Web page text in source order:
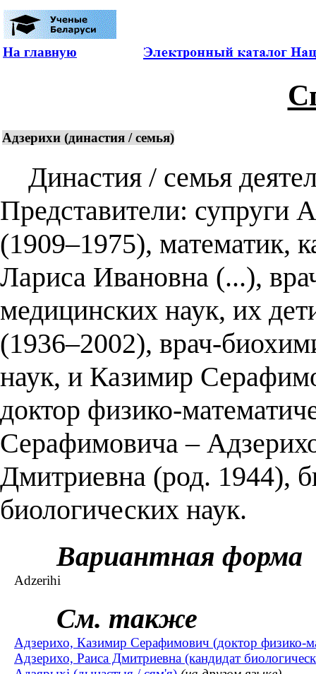
На главную
Адзерихи (династия / семья)
Династия / семья
Представители: супруги
(1909–1975), математик,
Лариса Ивановна (...),
медицинских наук, их
(1936–2002), врач-
наук, и Казимир
доктор физико-
Серафимовича –
Дмитриевна (род. 1944),
биологических наук.
Вариантная форма
Adzerihi
См. также
Адзерихо, Казимир Серафимович (доктор физико-
Адзерихо, Раиса Дмитриевна (кандидат